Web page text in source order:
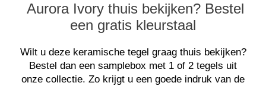
Aurora Ivory thuis bekijken? Bestel
een gratis kleurstaal
Wilt u deze keramische tegel graag thuis bekijken?
Bestel dan een samplebox met 1 of 2 tegels uit
onze collectie. Zo krijgt u een goede indruk van de